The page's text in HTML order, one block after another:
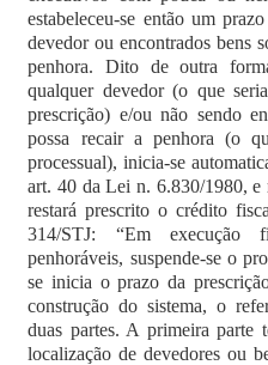
estabeleceu-se então um
devedor ou encontrados bens
penhora. Dito de outra
qualquer devedor (o que
prescrição) e/ou não sendo
possa recair a penhora (o
processual), inicia-se
art. 40 da Lei n. 6.830/1980,
restará prescrito o crédito
314/STJ: “Em execução
penhoráveis, suspende-se o
se inicia o prazo da
construção do sistema, o
duas partes. A primeira
localização de devedores ou